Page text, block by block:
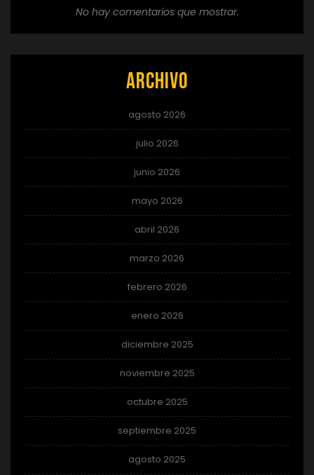
No hay comentarios que mostrar.
Archivo
agosto 2026
julio 2026
junio 2026
mayo 2026
abril 2026
marzo 2026
febrero 2026
enero 2026
diciembre 2025
noviembre 2025
octubre 2025
septiembre 2025
agosto 2025